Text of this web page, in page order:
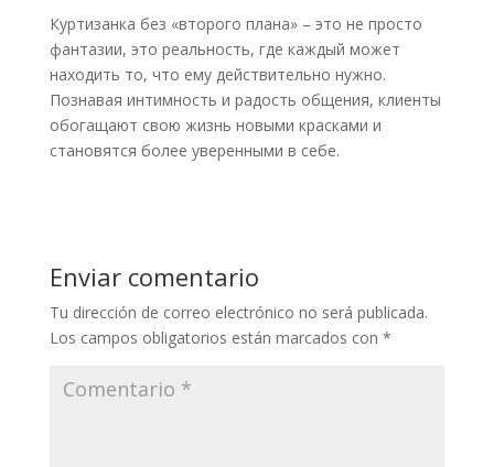
Куртизанка без «второго плана» – это не просто
фантазии, это реальность, где каждый может
находить то, что ему действительно нужно.
Познавая интимность и радость общения, клиенты
обогащают свою жизнь новыми красками и
становятся более уверенными в себе.
Enviar comentario
Tu dirección de correo electrónico no será publicada.
Los campos obligatorios están marcados con *